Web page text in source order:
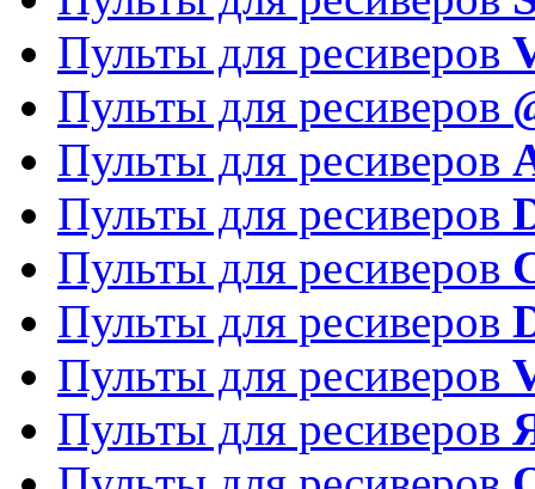
Пульты для ресиверов
Пульты для ресиверов
Пульты для ресиверов
Пульты для ресиверов
Пульты для ресиверов
Пульты для ресиверов
Пульты для ресиверов
Пульты для ресиверов